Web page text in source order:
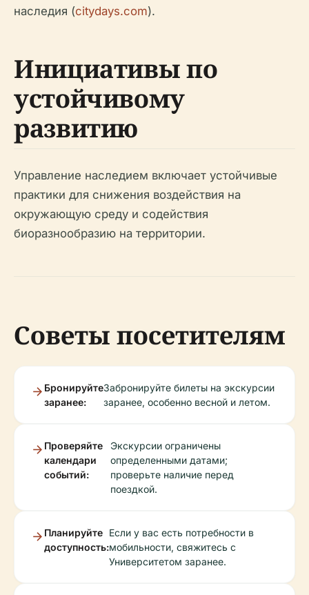
наследия (citydays.com).
Инициативы по
устойчивому
развитию
Управление наследием включает устойчивые
практики для снижения воздействия на
окружающую среду и содействия
биоразнообразию на территории.
Советы посетителям
Бронируйте
заранее:
Забронируйте билеты на экскурсии
заранее, особенно весной и летом.
Проверяйте
календари
событий:
Экскурсии ограничены
определенными датами;
проверьте наличие перед
поездкой.
Планируйте
доступность:
Если у вас есть потребности в
мобильности, свяжитесь с
Университетом заранее.